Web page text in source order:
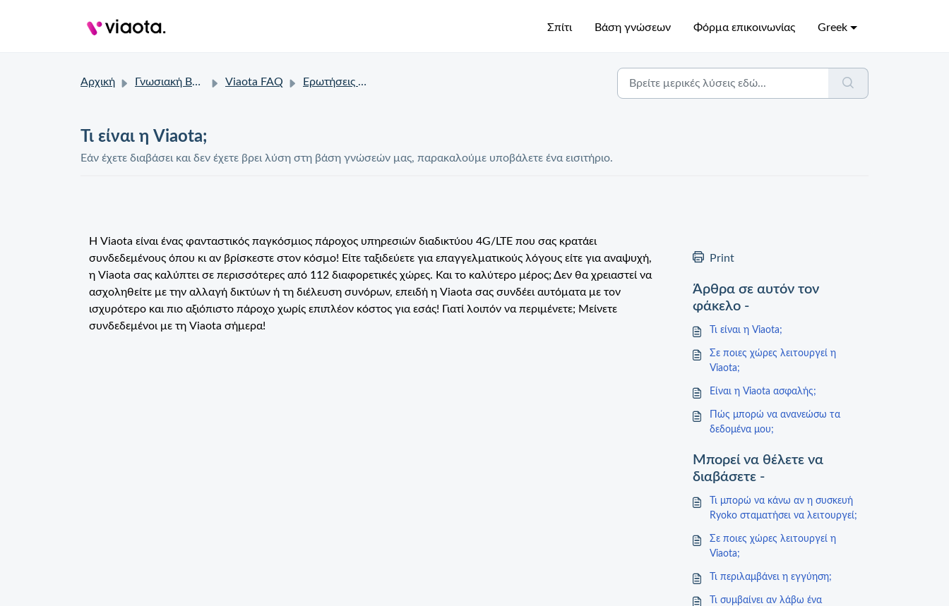
Σπίτι Βάση γνώσεων Φόρμα επικοινωνίας Greek
Αρχική Γνωσιακή Βάση Viaota FAQ Ερωτήσεις Viaota
Τι είναι η Viaota;
Εάν έχετε διαβάσει και δεν έχετε βρει λύση στη βάση γνώσεών μας, παρακαλούμε υποβάλετε ένα εισιτήριο.
Η Viaota είναι ένας φανταστικός παγκόσμιος πάροχος υπηρεσιών διαδικτύου 4G/LTE που σας κρατάει
συνδεδεμένους όπου κι αν βρίσκεστε στον κόσμο! Είτε ταξιδεύετε για επαγγελματικούς λόγους είτε για αναψυχή,
η Viaota σας καλύπτει σε περισσότερες από 112 διαφορετικές χώρες. Και το καλύτερο μέρος; Δεν θα χρειαστεί να
ασχοληθείτε με την αλλαγή δικτύων ή τη διέλευση συνόρων, επειδή η Viaota σας συνδέει αυτόματα με τον
ισχυρότερο και πιο αξιόπιστο πάροχο χωρίς επιπλέον κόστος για εσάς! Γιατί λοιπόν να περιμένετε; Μείνετε
συνδεδεμένοι με τη Viaota σήμερα!
Print
Άρθρα σε αυτόν τον
φάκελο -
Τι είναι η Viaota;
Σε ποιες χώρες λειτουργεί η
Viaota;
Είναι η Viaota ασφαλής;
Πώς μπορώ να ανανεώσω τα
δεδομένα μου;
Μπορεί να θέλετε να
διαβάσετε -
Τι μπορώ να κάνω αν η συσκευή
Ryoko σταματήσει να λειτουργεί;
Σε ποιες χώρες λειτουργεί η
Viaota;
Τι περιλαμβάνει η εγγύηση;
Τι συμβαίνει αν λάβω ένα